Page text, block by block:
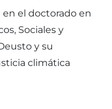
el doctorado en
Sociales y
y su
climática